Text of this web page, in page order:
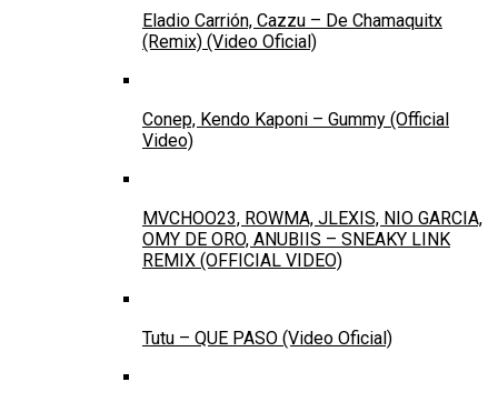
Eladio Carrión, Cazzu – De Chamaquitx
(Remix) (Video Oficial)
Conep, Kendo Kaponi – Gummy (Official
Video)
MVCHOO23, ROWMA, JLEXIS, NIO GARCIA,
OMY DE ORO, ANUBIIS – SNEAKY LINK
REMIX (OFFICIAL VIDEO)
Tutu – QUE PASO (Video Oficial)